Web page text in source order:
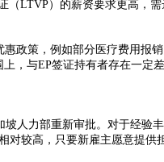
）的薪资要求更高，
策，例如部分医疗费用报
，与EP签证持有者存在一定差
力部重新审批。对于经验
较高，只要新雇主愿意提供